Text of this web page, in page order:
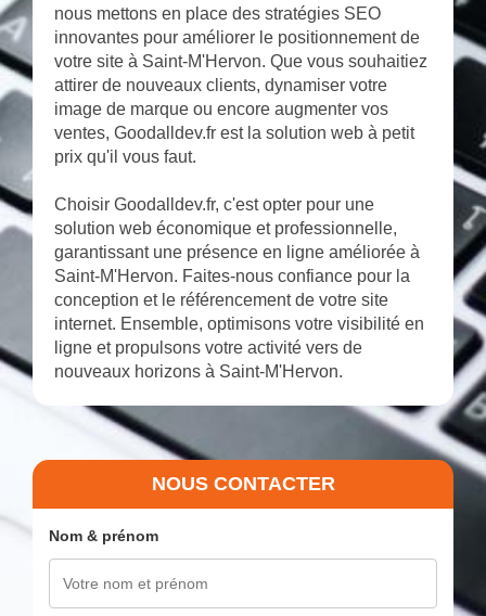
nous mettons en place des stratégies SEO
innovantes pour améliorer le positionnement de
votre site à Saint-M'Hervon. Que vous souhaitiez
attirer de nouveaux clients, dynamiser votre
image de marque ou encore augmenter vos
ventes, Goodalldev.fr est la solution web à petit
prix qu'il vous faut.
Choisir Goodalldev.fr, c'est opter pour une
solution web économique et professionnelle,
garantissant une présence en ligne améliorée à
Saint-M'Hervon. Faites-nous confiance pour la
conception et le référencement de votre site
internet. Ensemble, optimisons votre visibilité en
ligne et propulsons votre activité vers de
nouveaux horizons à Saint-M'Hervon.
NOUS CONTACTER
Nom & prénom